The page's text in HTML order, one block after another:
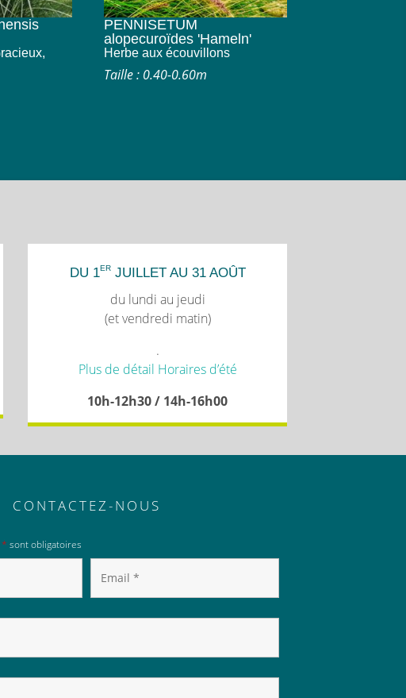
PENNISETUM
alopecuroïdes 'Hameln'
Herbe aux écouvillons
Taille : 0.40-0.60m
DU 1ERJUILLET AU 31 AOÛT
du lundi au jeudi
(et vendredi matin)
.
Plus de détail Horaires d’été
10h-12h30 / 14h-16h00
CONTACTEZ-NOUS
* sont obligatoires